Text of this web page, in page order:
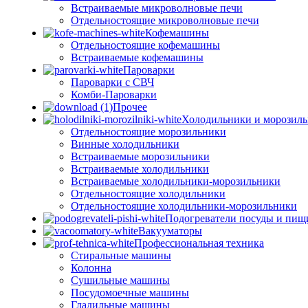
Встраиваемые микроволновые печи
Отдельностоящие микроволновые печи
Кофемашины
Отдельностоящие кофемашины
Встраиваемые кофемашины
Пароварки
Пароварки с СВЧ
Комби-Пароварки
Прочее
Холодильники и
Отдельностоящие морозильники
Винные холодильники
Встраиваемые морозильники
Встраиваемые холодильники
Встраиваемые холодильники-морозильники
Отдельностоящие холодильники
Отдельностоящие холодильники-морозильники
Подогреватели посуды и
Вакууматоры
Профессиональная техника
Стиральные машины
Колонна
Сушильные машины
Посудомоечные машины
Гладильные машины